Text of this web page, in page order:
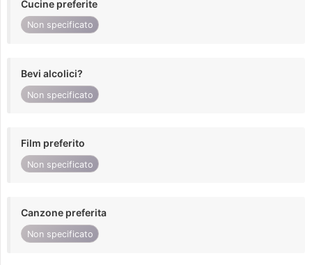
Cucine preferite
Non specificato
Bevi alcolici?
Non specificato
Film preferito
Non specificato
Canzone preferita
Non specificato